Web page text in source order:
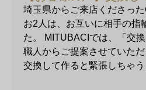
埼玉県からご来店くださった
お2人は、お互いに相手の指
た。 MITUBACIでは、「交
職人からご提案させていただ
交換して作ると緊張しちゃ